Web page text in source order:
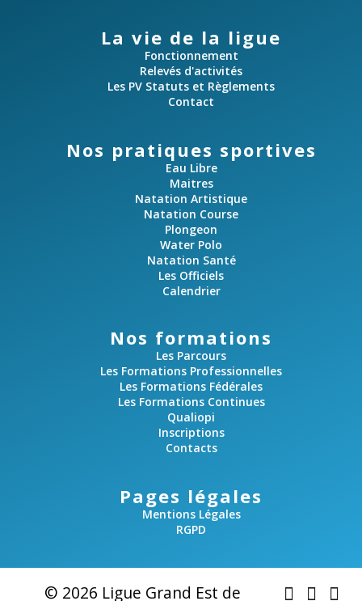
La vie de la ligue
Fonctionnement
Relevés d'activités
Les PV Statuts et Règlements
Contact
Nos pratiques sportives
Eau Libre
Maitres
Natation Artistique
Natation Course
Plongeon
Water Polo
Natation Santé
Les Officiels
Calendrier
Nos formations
Les Parcours
Les Formations Professionnelles
Les Formations Fédérales
Les Formations Continues
Qualiopi
Inscriptions
Contacts
Pages légales
Mentions Légales
RGPD
© 2026 Ligue Grand Est de